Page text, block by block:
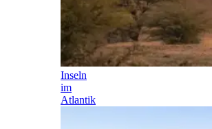
Inseln
im
Atlantik